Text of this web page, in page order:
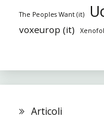
The Peoples Want (it)
voxeurop (it)
Articoli